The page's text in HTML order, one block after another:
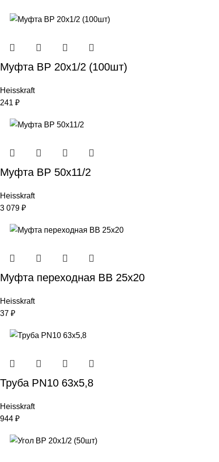
Муфта ВР 20х1/2 (100шт)
Heisskraft
241 ₽
Муфта ВР 50х11/2
Heisskraft
3 079 ₽
Муфта переходная ВВ 25х20
Heisskraft
37 ₽
Труба PN10 63х5,8
Heisskraft
944 ₽